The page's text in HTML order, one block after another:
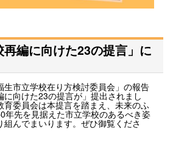
再編に向けた23の提言」に
生市立学校在り方検討委員会」の報告
向けた23の提言が」提出されまし
育委員会は本提言を踏まえ、未来のふ
年先を見据えた市立学校のあるべき姿
んでまいります。ぜひ御覧くださ